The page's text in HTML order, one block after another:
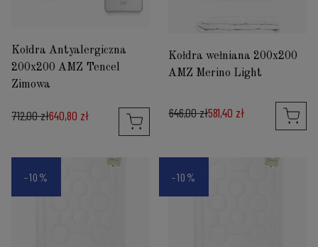
Kołdra Antyalergiczna
200x200 AMZ Tencel
Zimowa
712,00 zł640,80 zł
Kołdra wełniana 200x200
AMZ Merino Light
646,00 zł581,40 zł
-10% -10%